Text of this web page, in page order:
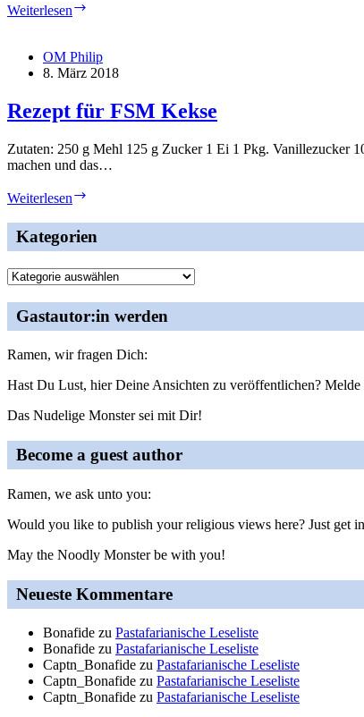
Weiterlesen
Kraken
mit
OM Philip
8. März 2018
Rezept für FSM Kekse
Zutaten: 250 g Mehl 125 g Zucker 1 Ei 1 Pkg. Vanillezucker
machen und das…
Weiterlesen
FSM
Kekse
Kategorien
Kategorien
Gastautor:in werden
Ramen, wir fragen Dich:
Hast Du Lust, hier Deine Ansichten zu veröffentlichen?
Das Nudelige Monster sei mit Dir!
Become a guest author
Ramen, we ask unto you:
Would you like to publish your religious views here? Just get
May the Noodly Monster be with you!
Neueste Kommentare
Bonafide zu Pastafarianische Leseliste
Bonafide zu Pastafarianische Leseliste
Captn_Bonafide zu Pastafarianische Leseliste
Captn_Bonafide zu Pastafarianische Leseliste
Captn_Bonafide zu Pastafarianische Leseliste